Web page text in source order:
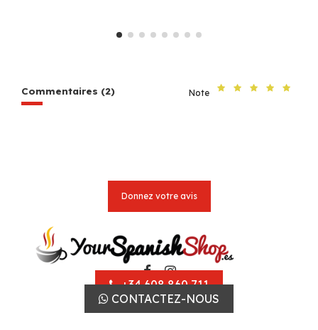
Commentaires (2) Note
Donnez votre avis
+34 608 860 711
CONTACTEZ-NOUS